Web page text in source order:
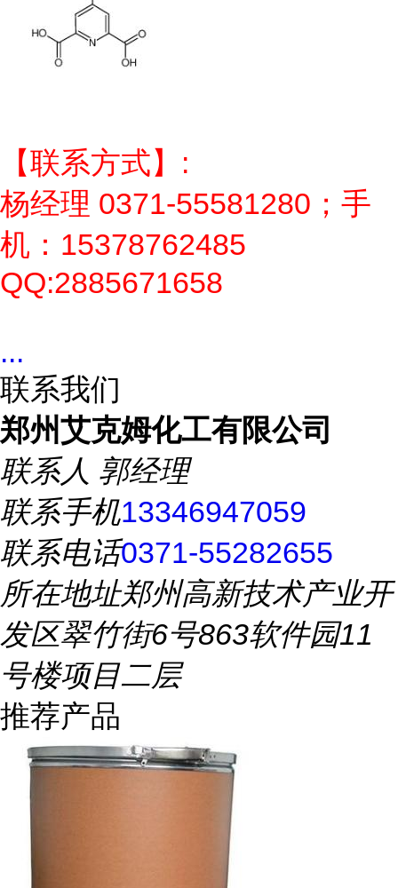
【联系方式】:
杨经理 0371-55581280；手
机：15378762485
QQ:2885671658
...
联系我们
郑州艾克姆化工有限公司
联系人 郭经理
联系手机13346947059
联系电话0371-55282655
所在地址郑州高新技术产业开
发区翠竹街6号863软件园11
号楼项目二层
推荐产品